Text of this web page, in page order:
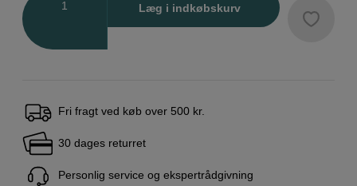
Læg i indkøbskurv
Fri fragt ved køb over 500 kr.
30 dages returret
Personlig service og ekspertrådgivning